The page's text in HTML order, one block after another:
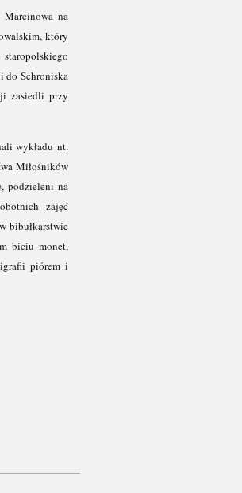
na
który
do Schroniska
zasiedli przy
wykładu nt.
Miłośników
podzieleni na
zajęć
bibułkarstwie
biciu monet,
piórem i